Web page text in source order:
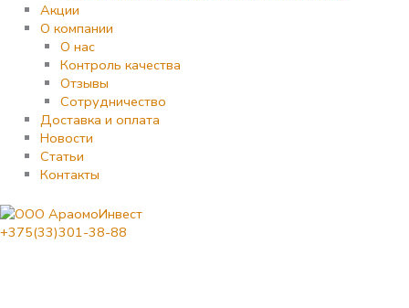
Акции
О компании
О нас
Контроль качества
Отзывы
Сотрудничество
Доставка и оплата
Новости
Статьи
Контакты
+375(33)301-38-88